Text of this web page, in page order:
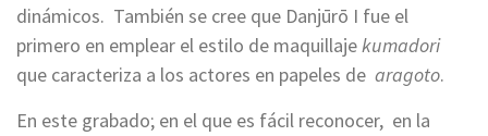
dinámicos. También se cree que Danjūrō I fue el
primero en emplear el estilo de maquillajekumadori
que caracteriza a los actores en papeles de aragoto.
En este grabado; en el que es fácil reconocer, en la